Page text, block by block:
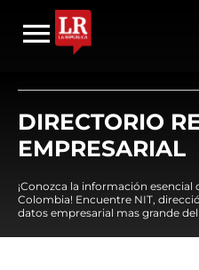
DIRECTORIO
EMPRESARIAL
¡Conozca la información
Colombia! Encuentre NIT,
datos empresarial mas grande del